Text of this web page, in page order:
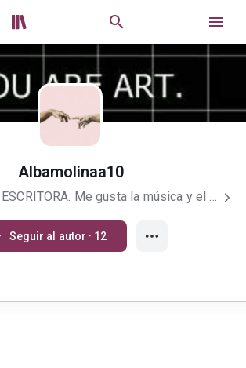
 
Albamolinaa10
UN INTENTO DE ESCRITORA. Me gusta la música y el baile. Empecé hace un año a interesarme por la lectura. Tengo 16 años.
Seguir al autor · 12